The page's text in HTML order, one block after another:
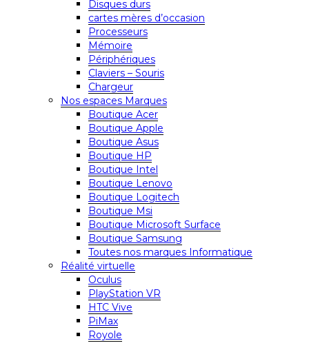
Disques durs
cartes mères d’occasion
Processeurs
Mémoire
Périphériques
Claviers – Souris
Chargeur
Nos espaces Marques
Boutique Acer
Boutique Apple
Boutique Asus
Boutique HP
Boutique Intel
Boutique Lenovo
Boutique Logitech
Boutique Msi
Boutique Microsoft Surface
Boutique Samsung
Toutes nos marques Informatique
Réalité virtuelle
Oculus
PlayStation VR
HTC Vive
PiMax
Royole